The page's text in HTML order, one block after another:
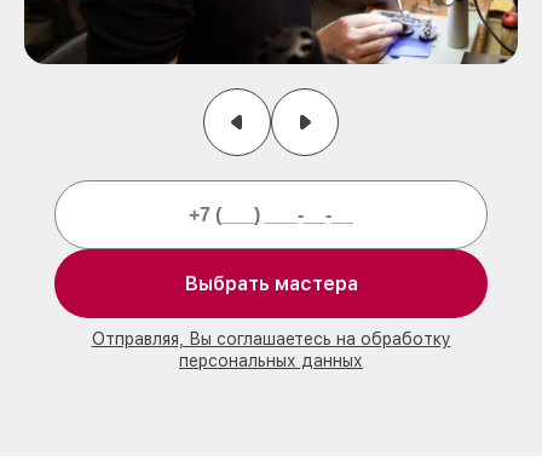
Выбрать мастера
Отправляя, Вы соглашаетесь на обработку
персональных данных